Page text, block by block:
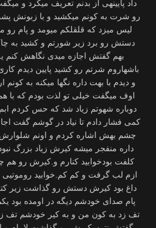
داد پایینهی از بدنم تعریف میکرد و
رو شرت به کونم میکشید و با زبونش پشت
لیس میزد که قلقلکم میومد و پام رو
دستش رو برد زیر شورتم و کشید به
بهم گفتش اجازه میدی نگاهش کنم
باشهاروم شرتم رو کشید پایین دیدم
و دیدم با بهت داره نگها میکنه به
اوف میگفت خیلی تو لذت بودم که با
دوباره شهوتم زیاد شد که حس کردم
کمی فشار دادم تا نیاد در گوشم گفت
چشم بهش اشاره کردم و اونم شلوارش
کلفت بودخوابید کنارم و.کیرش رو هم
ازم لب گرفت و کم کم.خوابید
داغ بود کیرش دستش رو گذاشت زیر
پام صدای خودشم دیگه در اومده بود
تف زد به کون من و به کیر خودشم تف